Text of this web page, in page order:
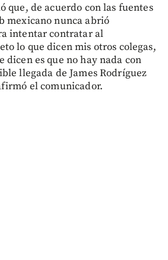
que, de acuerdo con las fuentes
mexicano nunca abrió
intentar contratar al
lo que dicen mis otros colegas,
dicen es que no hay nada con
llegada de James Rodríguez
el comunicador.